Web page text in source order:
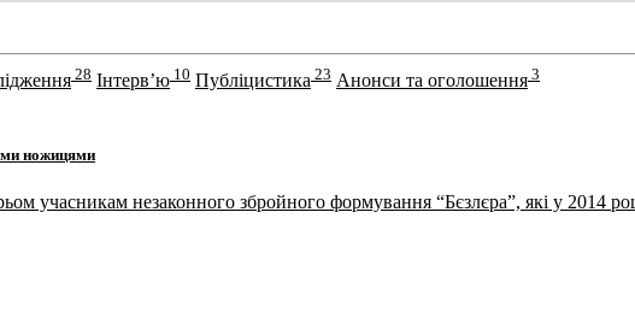
28 Інтерв’ю 10 Публіцистика 23 Анонси та оголошення 3
ножицями
учасникам незаконного збройного формування “Бєзлєра”, які у 2014